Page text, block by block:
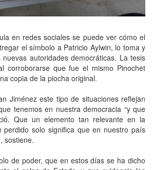
en redes sociales se puede ver cómo el
el símbolo a Patricio Aylwin, lo toma y
autoridades democráticas. La tesis
corroborarse que fue el mismo Pinochet
copia de la piocha original.
Jiménez este tipo de situaciones reflejan
tenemos en nuestra democracia “y que
Que un elemento tan relevante en la
perdido solo significa que en nuestro país
sostiene.
de poder, que en estos días se ha dicho